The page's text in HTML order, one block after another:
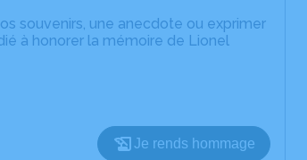
souvenirs, une anecdote ou exprimer
à honorer la mémoire de Lionel
Je rends hommage